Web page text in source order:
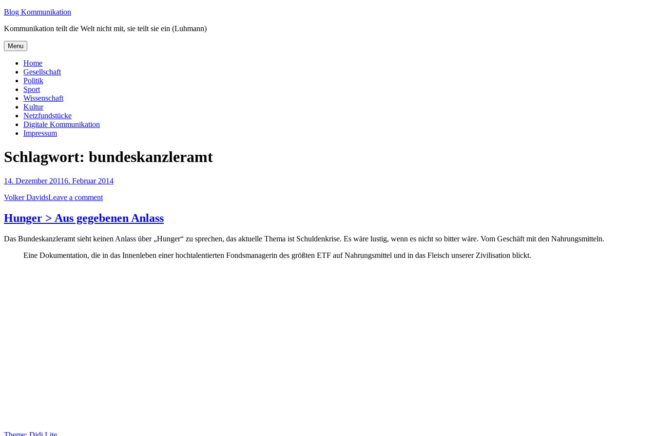
Skip
content
Blog Kommunikation
Kommunikation teilt die Welt nicht mit, sie teilt sie ein (Luhmann)
Menu
Home
Gesellschaft
Politik
Sport
Wissenschaft
Kultur
Netzfundstücke
Digitale Kommunikation
Impressum
Schlagwort: bundeskanzleramt
14. Dezember 20116. Februar 2014
Volker DavidsLeave a comment
Hunger > Aus gegebenen Anlass
Das Bundeskanzleramt sieht keinen Anlass über „Hunger“ zu sprechen, das aktuelle Thema ist Schuldenkrise. Es wäre lustig, wenn es nicht so bitter wäre. Vom Geschäft mit den Nahrungsmitteln.
Eine Dokumentation, die in das Innenleben einer hochtalentierten Fondsmanagerin des größten ETF auf Nahrungsmittel und in das Fleisch unserer Zivilisation blickt.